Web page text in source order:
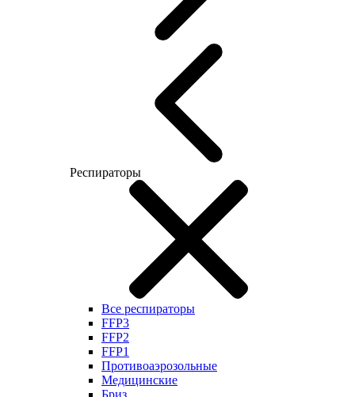
Респираторы
Все респираторы
FFP3
FFP2
FFP1
Противоаэрозольные
Медицинские
Бриз